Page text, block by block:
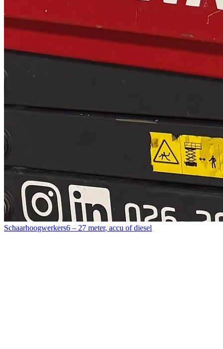
Schaarhoogwerkers6 – 27 meter, accu of diesel